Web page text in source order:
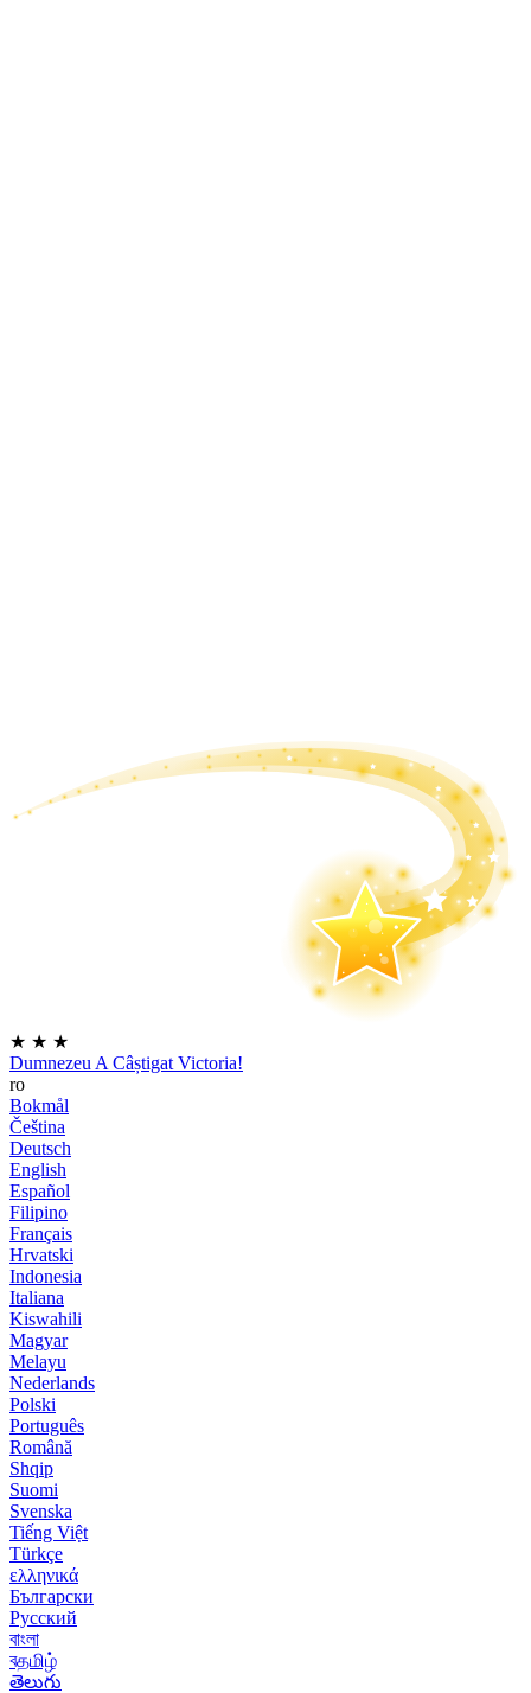
★ ★ ★
Dumnezeu A Câștigat Victoria!
ro
Bokmål
Čeština
Deutsch
English
Español
Filipino
Français
Hrvatski
Indonesia
Italiana
Kiswahili
Magyar
Melayu
Nederlands
Polski
Português
Română
Shqip
Suomi
Svenska
Tiếng Việt
Türkçe
ελληνικά
Български
Русский
বাংলা
বதமிழ்
తెలుగు